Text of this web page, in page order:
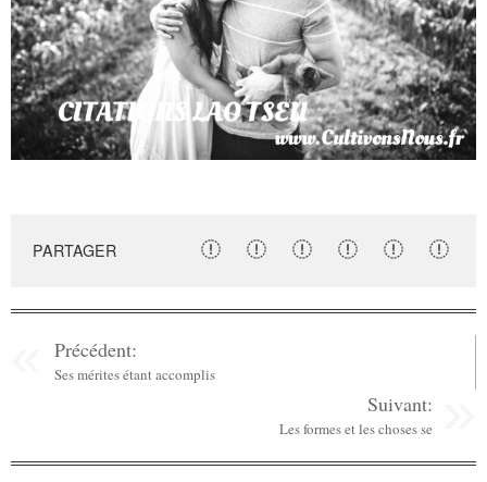
PARTAGER
Précédent:
Ses mérites étant accomplis
Suivant:
Les formes et les choses se